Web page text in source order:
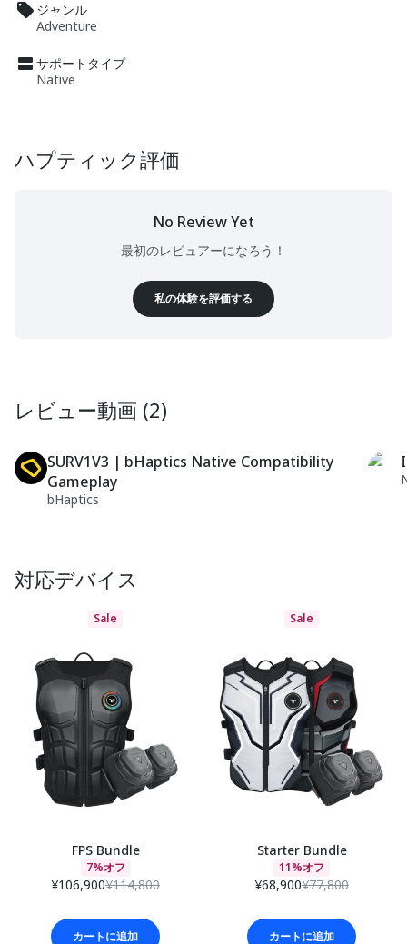
ジャンル
Adventure
サポートタイプ
Native
ハプティック評価
No Review Yet
最初のレビュアーになろう！
私の体験を評価する
レビュー動画 (2)
SURV1V3 | bHaptics Native Compatibility
Gameplay
bHaptics
対応デバイス
Sale
FPS Bundle
7%オフ
¥106,900¥114,800
カートに追加
Sale
Starter Bundle
11%オフ
¥68,900¥77,800
カートに追加